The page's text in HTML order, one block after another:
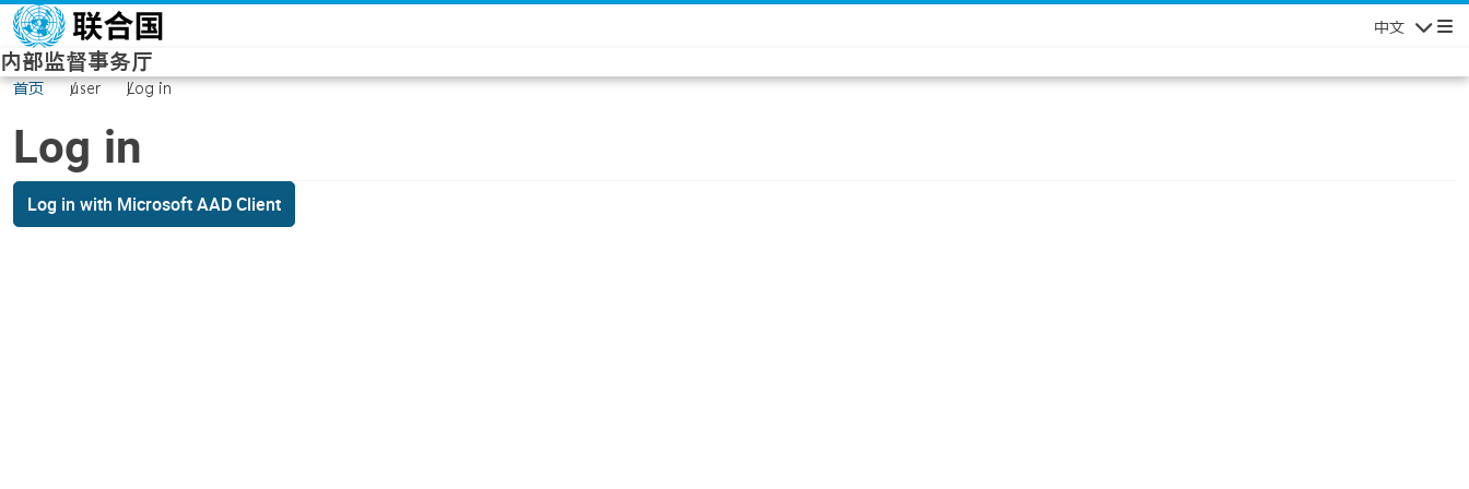
Skip to main content
中文
内部监督事务厅
首页 user Log in
Log in
Log in with Microsoft AAD Client